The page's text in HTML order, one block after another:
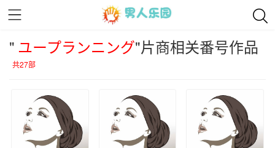
" ユープランニング"片商相关番号作品
共27部